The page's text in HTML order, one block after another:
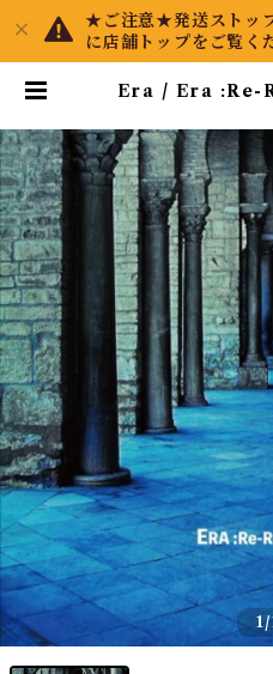
★ご注意★発送ストッ
に店舗トップをご覧く
Era / Era :Re-
1/